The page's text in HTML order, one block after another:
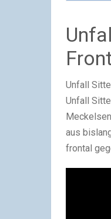
Unfall
Unfall
aus
frontal